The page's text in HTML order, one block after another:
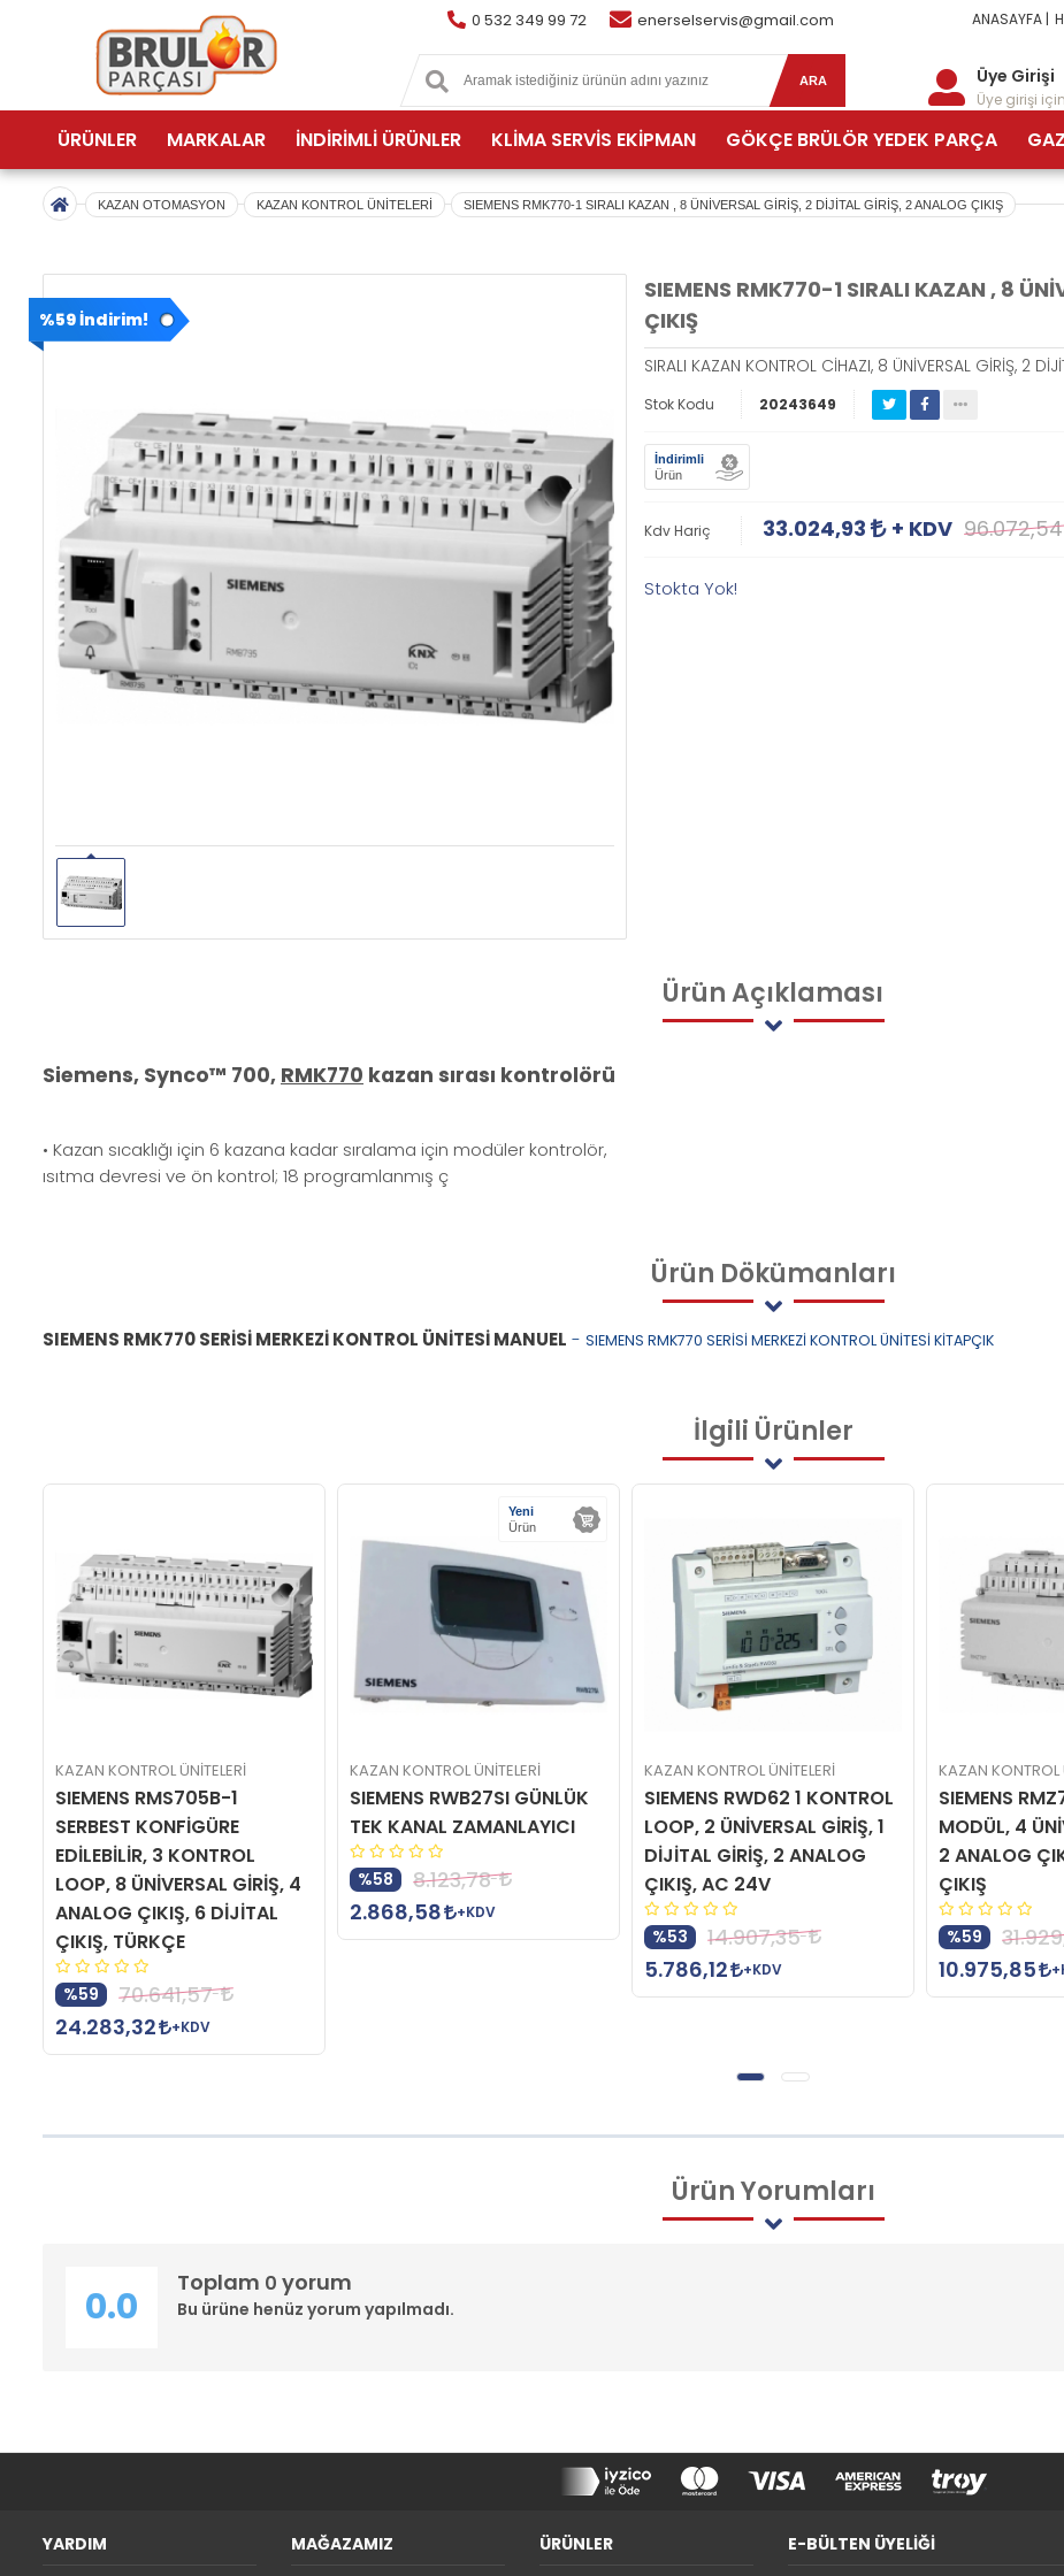
0 532 349 99 72 enerselservis@gmail.com
ARA
ANASAYFA |
Üye Girişi
Üye girişi için
ÜRÜNLER MARKALAR İNDİRİMLİ ÜRÜNLER KLİMA SERVİS EKİPMAN GÖKÇE BRÜLÖR YEDEK PARÇA
KAZAN OTOMASYON KAZAN KONTROL ÜNİTELERİ SIEMENS RMK770-1 SIRALI KAZAN , 8 ÜNİVERSAL GİRİŞ, 2 DİJİTAL GİRİŞ, 2 ANALOG ÇIKIŞ
%59 İndirim!
SIEMENS RMK770-1 SIRALI KAZAN , 8
ÇIKIŞ
SIRALI KAZAN KONTROL CİHAZI, 8 ÜNİVERSAL GİRİŞ, 2
Stok Kodu 20243649
İndirimli
Ürün
Kdv Hariç 33.024,93 + KDV
Stokta Yok!
ÜrünAçıklaması
Siemens, Synco™ 700, RMK770 kazan sırası kontrolörü
• Kazan sıcaklığı için 6 kazana kadar sıralama için modüler kontrolör,
ısıtma devresi ve ön kontrol; 18 programlanmış ç
Ürün Dökümanları
SIEMENS RMK770 SERİSİ MERKEZİ KONTROL ÜNİTESİ MANUEL - SIEMENS RMK770 SERİSİ MERKEZİ KONTROL ÜNİTESİ KİTAPÇIK
İlgili Ürünler
KAZAN KONTROL ÜNİTELERİ
SIEMENS RMS705B-1
SERBEST KONFİGÜRE
EDİLEBİLİR, 3 KONTROL
LOOP, 8 ÜNİVERSAL GİRİŞ, 4
ANALOG ÇIKIŞ, 6 DİJİTAL
ÇIKIŞ, TÜRKÇE
%59
70.641,57
24.283,32
+KDV
Yeni
Ürün
KAZAN KONTROL ÜNİTELERİ
SIEMENS RWB27SI GÜNLÜK
TEK KANAL ZAMANLAYICI
%58
8.123,78
2.868,58
+KDV
KAZAN KONTROL ÜNİTELERİ
SIEMENS RWD62 1 KONTROL
LOOP, 2 ÜNİVERSAL GİRİŞ, 1
DİJİTAL GİRİŞ, 2 ANALOG
ÇIKIŞ, AC 24V
%53
14.907,35
5.786,12
+KDV
KAZAN KONTROL
SIEMENS
MODÜL, 4
2 ANALOG
ÇIKIŞ
%59
10.975,85
ÜrünYorumları
Toplam 0 yorum
Bu ürüne henüz yorum yapılmadı.
0.0
YARDIM MAĞAZAMIZ ÜRÜNLER E-BÜLTEN ÜYELİĞİ